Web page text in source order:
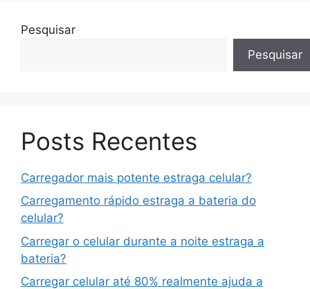
Pesquisar
Pesquisar
Posts Recentes
Carregador mais potente estraga celular?
Carregamento rápido estraga a bateria do
celular?
Carregar o celular durante a noite estraga a
bateria?
Carregar celular até 80% realmente ajuda a